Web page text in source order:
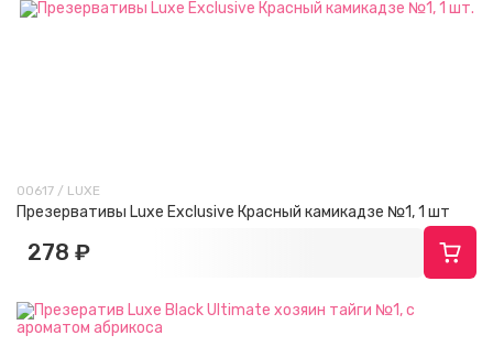
00617 / LUXE
Презервативы Luxe Exclusive Красный камикадзе №1, 1 шт
278 ₽